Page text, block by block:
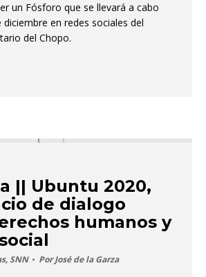
un Fósforo que se llevará a cabo
diciembre en redes sociales del
del Chopo.
|| Ubuntu 2020,
de dialogo
humanos y
,SNN PorJosé de la Garza